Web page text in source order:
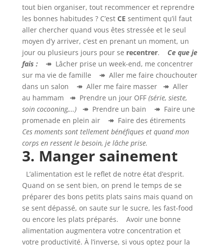
tout bien organiser, tout recommencer et reprendre
les bonnes habitudes ? C’est CE sentiment qu’il faut
aller chercher quand vous êtes stressée et le seul
moyen d’y arriver, c’est en prenant un moment, un
jour ou plusieurs jours pour se recentrer. Ce que je
fais :
↠ Lâcher prise un week-end, me concentrer
sur ma vie de famille ↠ Aller me faire chouchouter
dans un salon ↠ Aller me faire masser ↠ Aller
au hammam ↠ Prendre un jour OFF (série, sieste,
soin cocooning,…)
↠ Prendre un bain ↠ Faire une
promenade en plein air ↠ Faire des étirements
Ces moments sont tellement bénéfiques et quand mon
corps en ressent le besoin, je lâche prise.
3. Manger sainement
L’alimentation est le reflet de notre état d’esprit.
Quand on se sent bien, on prend le temps de se
préparer des bons petits plats sains mais quand on
se sent dépassé, on saute sur le sucre, les fast-food
ou encore les plats préparés. Avoir une bonne
alimentation augmentera votre concentration et
votre productivité. À l’inverse, si vous optez pour la